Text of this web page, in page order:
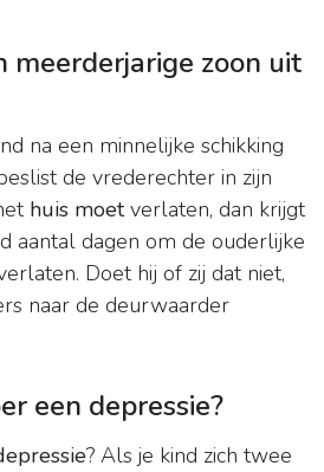
meerderjarige zoon uit
na een minnelijke schikking
de vrederechter in zijn
huis moetverlaten, dan krijgt
aantal dagen om de ouderlijke
Doet hij of zij dat niet,
naar de deurwaarder
een depressie?
? Als je kind zich twee